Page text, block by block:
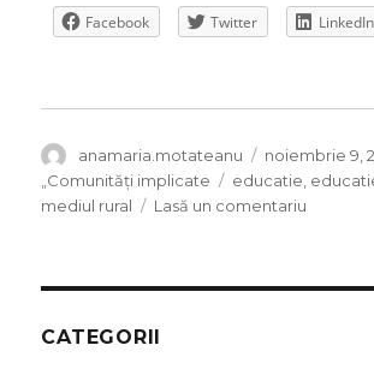
Facebook Twitter LinkedIn
Autor
anamaria.motateanu
Publicat
pe
noiembrie 9,
„Comunități implicate
Etichete
educatie
mediul rural
Lasă un comentariu
CATEGORII